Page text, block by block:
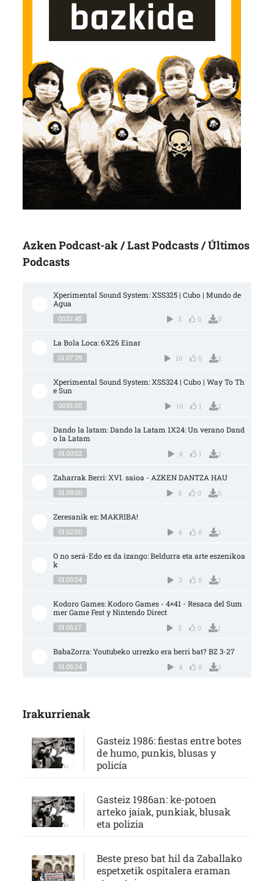
Azken Podcast-ak / Last Podcasts / Últimos
Podcasts
Xperimental Sound System: XSS325 | Cubo | Mundo de
Agua
00:51:45 3 0 0
La Bola Loca: 6X26 Einar
01:07:39 10 0 1
Xperimental Sound System: XSS324 | Cubo | Way To Th
e Sun
00:51:00 10 1 1
Dando la latam: Dando la Latam 1X24: Un verano Dand
o la Latam
01:00:02 8 1 1
Zaharrak Berri: XVI. saioa - AZKEN DANTZA HAU
01:08:00 9 0 0
Zeresanik ez: MAKRIBA!
01:02:00 6 0 1
O no será-Edo ez da izango: Beldurra eta arte eszenikoa
k
01:00:04 3 0 1
Kodoro Games: Kodoro Games - 4×41 - Resaca del Sum
mer Game Fest y Nintendo Direct
01:06:17 3 0 1
BabaZorra: Youtubeko urrezko era berri bat? BZ 3-27
01:06:24 4 0 1
Irakurrienak
Gasteiz 1986: fiestas entre botes
de humo, punkis, blusas y
policía
Gasteiz 1986an: ke-potoen
arteko jaiak, punkiak, blusak
eta polizia
Beste preso bat hil da Zaballako
espetxetik ospitalera eraman